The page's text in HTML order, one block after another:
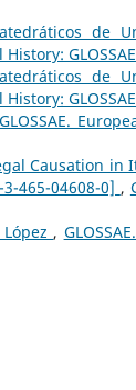
de
de
GLOSSAE.
Causation in
465-04608-0] ,
,